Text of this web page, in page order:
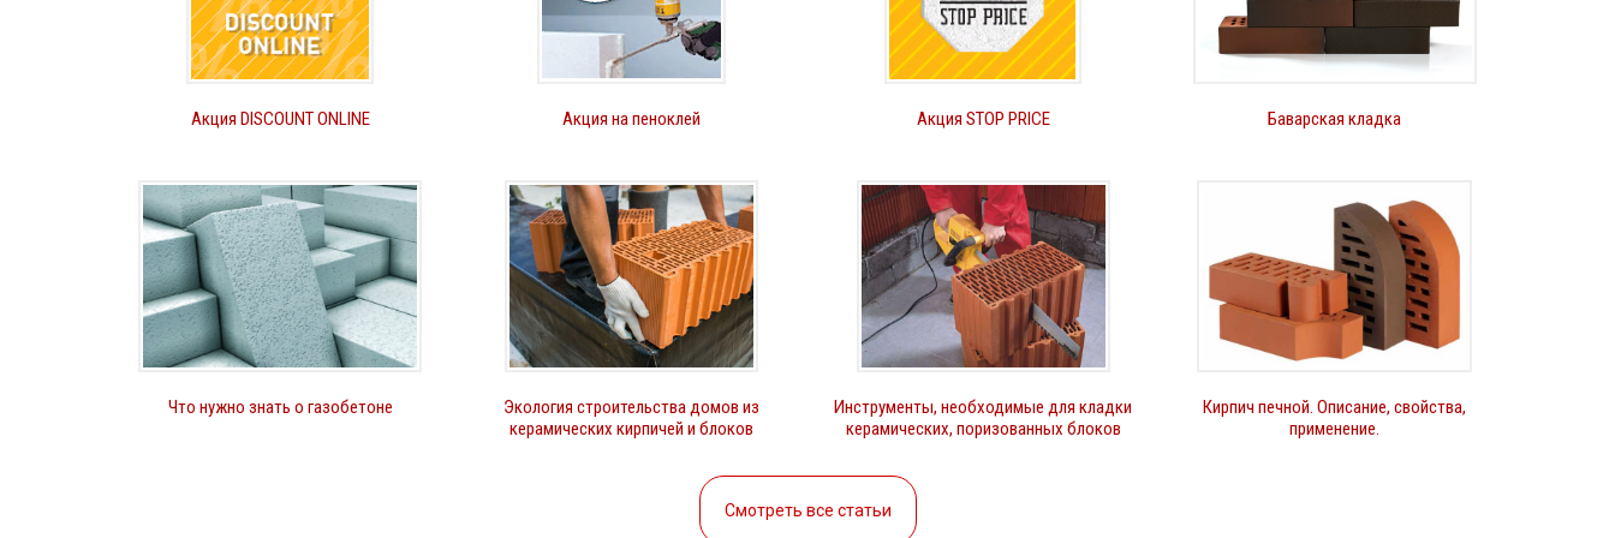
Керамическая черепица Braasпредставлена следующими коллекциями:
Галлеан 10- создает средиземноморское очарование, представлена цветами: Аврора, Красный виноград, Аутентик.
Турмалин - Черепица позволяет создать четкие линии кровли, а также сохраняет чистоту покрытия из-за специального
- это геометрически легкая в покрытии черепица в традиционном стиле. Черепица позволяет создать четкие
линии кровли. Представлена цветами: Натуральный красный, Медный, Темно-коричневый, Антрацит, Тик (коричневый),
Каштан, Красный бук, Глубокий черный.
Акция DISCOUNT ONLINE Акция на пеноклей Акция STOP PRICE Баварская кладка
Что нужно знать о газобетоне
Экология строительства домов из
керамических кирпичей и блоков
Инструменты, необходимые для кладки
керамических, поризованных блоков
Кирпич печной. Описание, свойства,
применение.
Смотреть все статьи